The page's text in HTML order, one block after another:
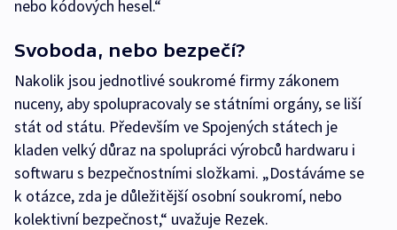
nebo kódových hesel.“
Svoboda, nebo bezpečí?
Nakolik jsou jednotlivé soukromé firmy zákonem
nuceny, aby spolupracovaly se státními orgány, se liší
stát od státu. Především ve Spojených státech je
kladen velký důraz na spolupráci výrobců hardwaru i
softwaru s bezpečnostními složkami. „Dostáváme se
k otázce, zda je důležitější osobní soukromí, nebo
kolektivní bezpečnost,“ uvažuje Rezek.